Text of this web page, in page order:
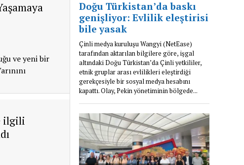
ve yeni bir
ilgili